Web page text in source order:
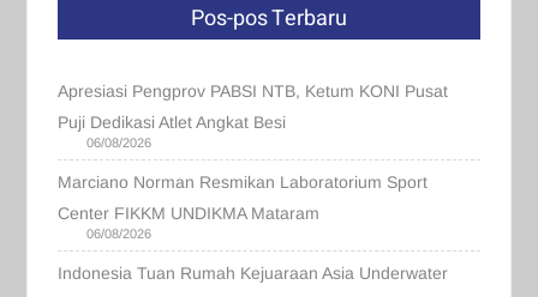
Pos-pos Terbaru
Apresiasi Pengprov PABSI NTB, Ketum KONI Pusat
Puji Dedikasi Atlet Angkat Besi
06/08/2026
Marciano Norman Resmikan Laboratorium Sport
Center FIKKM UNDIKMA Mataram
06/08/2026
Indonesia Tuan Rumah Kejuaraan Asia Underwater